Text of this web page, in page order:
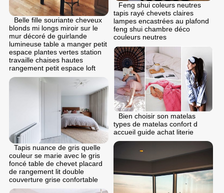
Belle fille souriante cheveux
blonds mi longs miroir sur le
mur décoré de guirlande
lumineuse table a manger petit
espace plantes vertes station
travaille chaises hautes
rangement petit espace loft
Feng shui coleurs neutres
tapis rayé chevets claires
lampes encastrées au plafond
feng shui chambre déco
couleurs neutres
Bien choisir son matelas
types de matelas confort d
accueil guide achat literie
Tapis nuance de gris quelle
couleur se marie avec le gris
foncé table de chevet placard
de rangement lit double
couverture grise confortable